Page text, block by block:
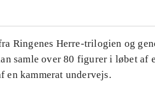
Ringenes Herre-trilogien og
samle over 80 figurer i løbet af
kammerat undervejs.